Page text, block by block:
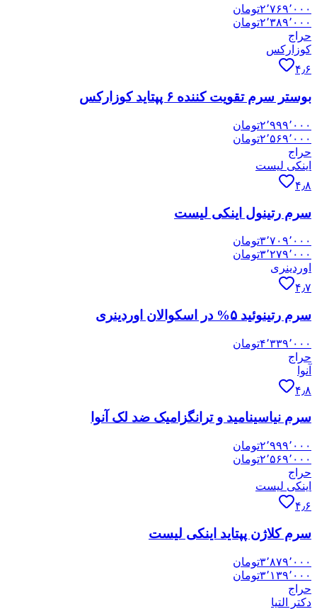
۲٬۷۶۹٬۰۰۰تومان
۲٬۳۸۹٬۰۰۰تومان
حراج
کوزارکس
۴٫۶
بوستر سرم تقویت کننده ۶ پپتاید کوزارکس
۲٬۹۹۹٬۰۰۰تومان
۲٬۵۶۹٬۰۰۰تومان
حراج
اینکی لیست
۴٫۸
سرم رتینول اینکی لیست
۳٬۷۰۹٬۰۰۰تومان
۳٬۲۷۹٬۰۰۰تومان
اوردینری
۴٫۷
سرم رتینوئید ۵% در اسکوالان اوردینری
۴٬۳۳۹٬۰۰۰تومان
حراج
آنوا
۴٫۸
سرم نیاسینامید و ترانگزامیک ضد لک آنوا
۲٬۹۹۹٬۰۰۰تومان
۲٬۵۶۹٬۰۰۰تومان
حراج
اینکی لیست
۴٫۶
سرم کلاژن پپتاید اینکی لیست
۳٬۸۷۹٬۰۰۰تومان
۳٬۱۳۹٬۰۰۰تومان
حراج
دکتر التیا